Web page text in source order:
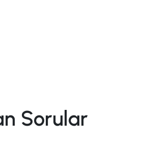
Sorular